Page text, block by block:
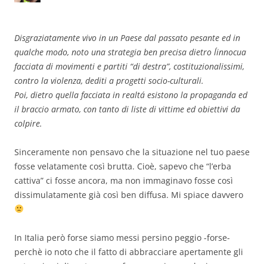
Disgraziatamente vivo in un Paese dal passato pesante ed in
qualche modo, noto una strategia ben precisa dietro l´innocua
facciata di movimenti e partiti “di destra”, costituzionalissimi,
contro la violenza, dediti a progetti socio-culturali.
Poi, dietro quella facciata in realtá esistono la propaganda ed
il braccio armato, con tanto di liste di vittime ed obiettivi da
colpire.
Sinceramente non pensavo che la situazione nel tuo paese
fosse velatamente così brutta. Cioè, sapevo che “l’erba
cattiva” ci fosse ancora, ma non immaginavo fosse così
dissimulatamente già così ben diffusa. Mi spiace davvero
In Italia però forse siamo messi persino peggio -forse-
perchè io noto che il fatto di abbracciare apertamente gli